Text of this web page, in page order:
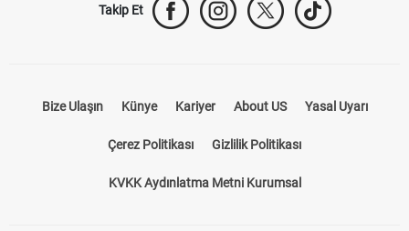
Takip Et
Bize Ulaşın Künye Kariyer About US Yasal Uyarı
Çerez Politikası Gizlilik Politikası
KVKK Aydınlatma Metni Kurumsal